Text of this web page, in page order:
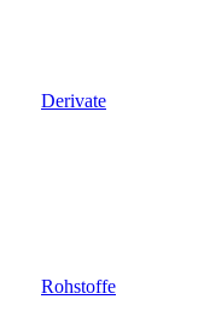
Derivate
Rohstoffe